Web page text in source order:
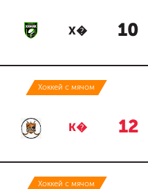
Х� 10
Хоккей с мячом
К� 12
Хоккей с мячом